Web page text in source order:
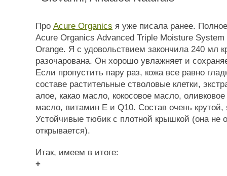
Про Acure Organics я уже писала ранее.
Acure Organics Advanced Triple Moisture
Orange. Я с удовольствием закончила 240 мл
разочарована. Он хорошо увлажняет и
Если пропустить пару раз, кожа все равно
составе растительные стволовые клетки,
алое, какао масло, кокосовое масло,
масло, витамин Е и Q10. Состав очень крутой,
Устойчивые тюбик с плотной крышкой (она не
открывается).
Итак, имеем в итоге:
+